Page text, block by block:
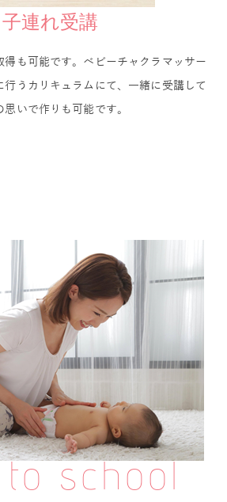
子連れ受講
得も可能です。ベビーチャクラマッサー
行うカリキュラムにて、一緒に受講して
思いで作りも可能です。
to school